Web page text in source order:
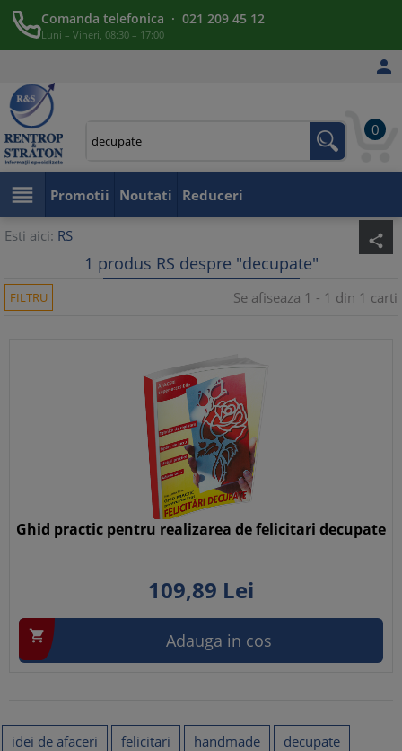
Comanda telefonica · 021 209 45 12
Luni – Vineri, 08:30 – 17:00

0
 Promotii Noutati Reduceri
Esti aici: RS share
1 produs RS despre "decupate"
FILTRU Se afiseaza 1 - 1 din 1 carti
Ghid practic pentru realizarea de felicitari decupate
109,89 Lei
 Adauga in cos
idei de afaceri felicitari handmade decupate